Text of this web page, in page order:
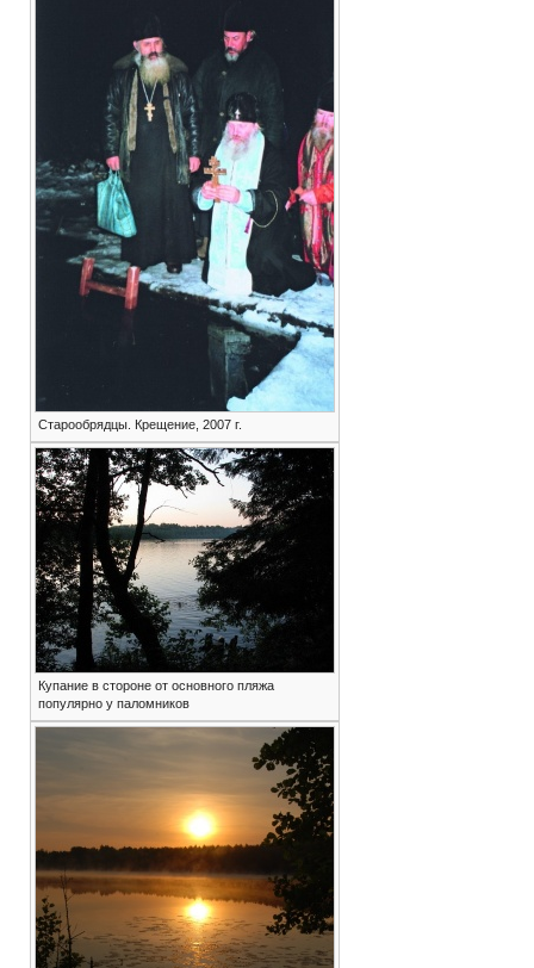
Старообрядцы. Крещение, 2007 г.
Купание в стороне от основного пляжа
популярно у паломников